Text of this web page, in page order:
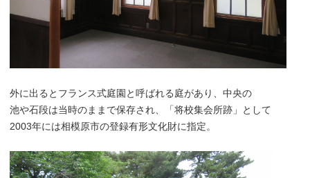
外に出るとフランス式庭園と呼ばれる庭があり、中央の
池や石段は当時のままで保存され、「将校集会所跡」として
2003年には相模原市の登録有形文化財に指定。